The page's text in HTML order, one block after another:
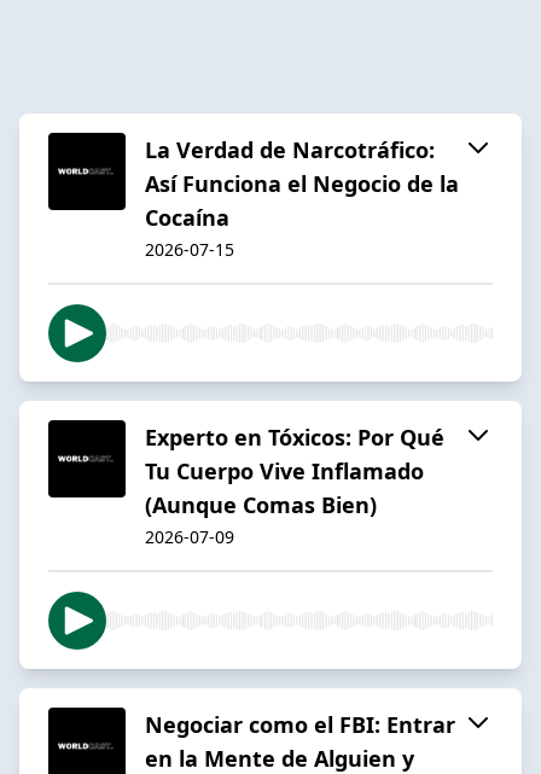
La Verdad de Narcotráfico:
Así Funciona el Negocio de la
Cocaína
2026-07-15
Experto en Tóxicos: Por Qué
Tu Cuerpo Vive Inflamado
(Aunque Comas Bien)
2026-07-09
Negociar como el FBI: Entrar
en la Mente de Alguien y